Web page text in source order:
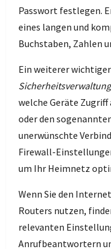
Passwort festlegen.
eines langen und
Buchstaben, Zahlen
Ein weiterer
Sicherheitsverwaltung
welche Geräte
oder den
unerwünschte
Firewall-
um Ihr Heimnetz
Wenn Sie den
Routers nutzen,
relevanten
Anrufbeantwortern